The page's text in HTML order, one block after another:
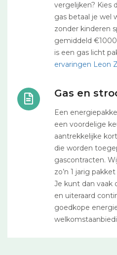
vergelijken? Kies
gas betaal je wel
zonder kinderen
gemiddeld
is een gas licht
ervaringen Leon
Gas en
Een
een voordelige
aantrekkelijke
die worden
gascontracten.
zo’n 1 jarig
Je kunt dan vaak
en uiteraard
goedkope